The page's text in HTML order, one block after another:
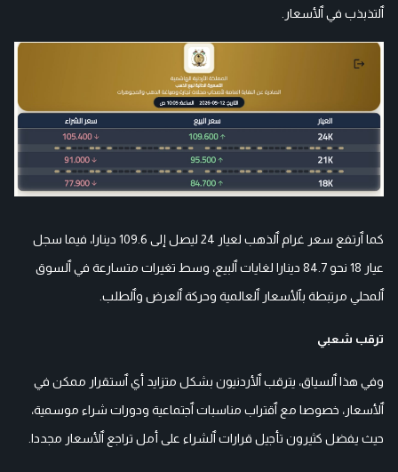
ٱلتذبذب في ٱلأسعار.
كما ٱرتفع سعر غرام ٱلذهب لعيار 24 ليصل إلى 109.6 دينارا، فيما سجل
عيار 18 نحو 84.7 دينارا لغايات ٱلبيع، وسط تغيرات متسارعة في ٱلسوق
ٱلمحلي مرتبطة بٱلأسعار ٱلعالمية وحركة ٱلعرض وٱلطلب.
ترقب شعبي
وفي هذا ٱلسياق، يترقب ٱلأردنيون بشكل متزايد أي ٱستقرار ممكن في
ٱلأسعار، خصوصا مع ٱقتراب مناسبات ٱجتماعية ودورات شراء موسمية،
حيث يفضل كثيرون تأجيل قرارات ٱلشراء على أمل تراجع ٱلأسعار مجددا.